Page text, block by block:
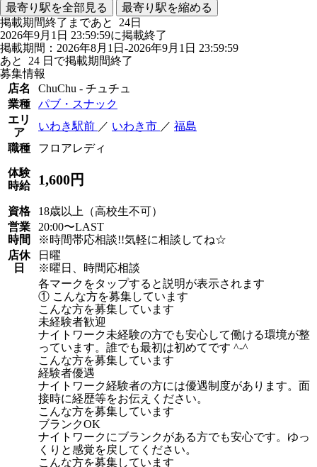
最寄り駅を全部見る
最寄り駅を縮める
掲載期間終了まであと 24日
2026年9月1日 23:59:59に掲載終了
掲載期間：2026年8月1日-2026年9月1日 23:59:59
あと 24 日で掲載期間終了
募集情報
店名
ChuChu - チュチュ
業種
パブ・スナック
エリ
ア
いわき駅前 ／ いわき市 ／ 福島
職種
フロアレディ
体験
時給
1,600円
資格
18歳以上（高校生不可）
営業
時間
20:00〜LAST
※時間帯応相談!!気軽に相談してね☆
店休
日
日曜
※曜日、時間応相談
各マークをタップすると説明が表示されます
① こんな方を募集しています
こんな方を募集しています
未経験者歓迎
ナイトワーク未経験の方でも安心して働ける環境が整
っています。誰でも最初は初めてです ^-^
こんな方を募集しています
経験者優遇
ナイトワーク経験者の方には優遇制度があります。面
接時に経歴等をお伝えください。
こんな方を募集しています
ブランクOK
ナイトワークにブランクがある方でも安心です。ゆっ
くりと感覚を戻してください。
こんな方を募集しています